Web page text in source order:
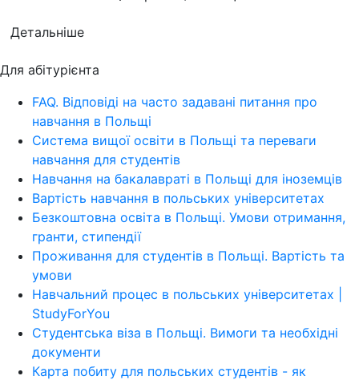
Детальніше
Для абітурієнта
FAQ. Відповіді на часто задавані питання про
навчання в Польщі
Система вищої освіти в Польщі та переваги
навчання для студентів
Навчання на бакалавраті в Польщі для іноземців
Вартість навчання в польських університетах
Безкоштовна освіта в Польщі. Умови отримання,
гранти, стипендії
Проживання для студентів в Польщі. Вартість та
умови
Навчальний процес в польських університетах |
StudyForYou
Студентська віза в Польщі. Вимоги та необхідні
документи
Карта побиту для польських студентів - як